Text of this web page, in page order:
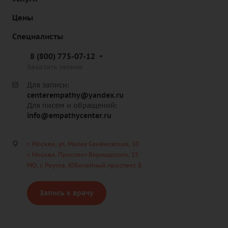
Цены
Специалисты
8 (800) 775-07-12
Для записи:
centerempathy@yandex.ru
Для писем и обращений:
info@empathycenter.ru
г. Москва, ул. Малая Семёновская, 10
г. Москва, Проспект Вернадского, 15
МО, г. Реутов, Юбилейный проспект, 8
Запись к врачу